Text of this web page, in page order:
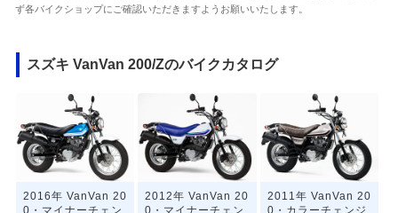
ず各バイクショップにご確認いただきますようお願いいたします。
スズキ VanVan 200/Zのバイクカタログ
2016年 VanVan 20
0・マイナーチェン
2012年 VanVan 20
0・マイナーチェン
2011年 VanVan 20
0・カラーチェンジ